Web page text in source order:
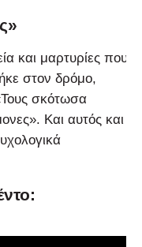
και μαρτυρίες που
στον δρόμο,
σκότωσα
Και αυτός και